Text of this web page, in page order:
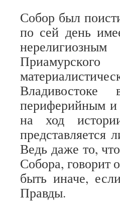
Собор был
по сей день
Владивостоке
периферийным и
на ход
представляется
Ведь даже то,
Собора, говорит
быть иначе,
Правды.